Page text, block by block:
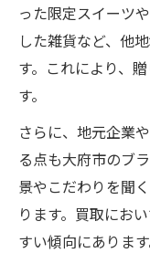
った限定スイーツ
した雑貨など、他
す。これにより、
す。
さらに、地元企業
る点も大府市のブ
景やこだわりを聞
ります。買取にお
すい傾向にあります